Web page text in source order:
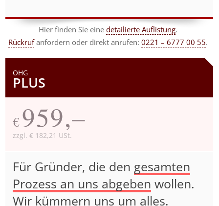
Hier finden Sie einedetailierte Auflistung.
Rückrufanfordern oder direkt anrufen:0221 – 6777 00 55.
OHG
PLUS
€ 959,–
zzgl. € 182,21 USt.
Für Gründer, die den gesamten
Prozess an uns abgeben wollen.
Wir kümmern uns um alles.